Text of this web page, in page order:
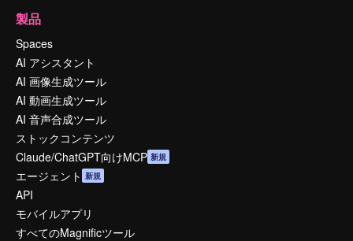
製品
Spaces
AI アシスタント
AI 画像生成ツール
AI 動画生成ツール
AI 音声合成ツール
ストックコンテンツ
Claude/ChatGPT向けMCP 新規
エージェント 新規
API
モバイルアプリ
すべてのMagnificツール